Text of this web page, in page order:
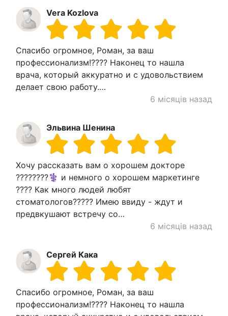
Vera Kozlova
Спасибо огромное, Роман, за ваш
профессионализм!???? Наконец то нашла
врача, который аккуратно и с удовольствием
делает свою работу.…
6 місяців назад
Эльвина Шенина
Хочу рассказать вам о хорошем докторе
????????‍⚕️ и немного о хорошем маркетинге
???? Как много людей любят
стоматологов????? Имею ввиду - ждут и
предвкушают встречу со…
6 місяців назад
Сергей Кака
Спасибо огромное, Роман, за ваш
профессионализм!???? Наконец то нашла